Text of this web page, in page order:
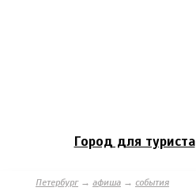
Город для туриста
Петербург→ афиша → события